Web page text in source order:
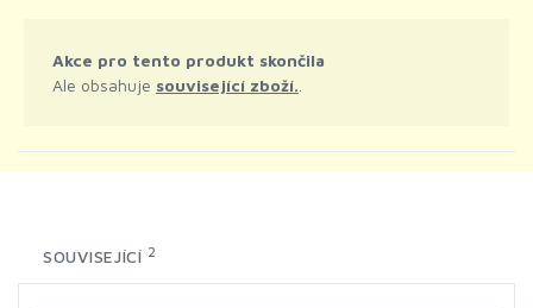
Akce pro tento produkt skončila
Ale obsahuje související zboží.
SOUVISEJÍCÍ 2